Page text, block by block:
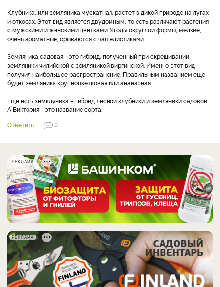
Клубника, или земляника мускатная, растет в дикой природе на лугах
и откосах. Этот вид является двудомным, то есть различают растения
с мужскими и женскими цветками. Ягоды округлой формы, мелкие,
очень ароматные, срываются с чашелистиками.
Земляника садовая - это гибрид, полученный при скрещивании
земляники чилийской с земляникой виргинской. Именно этот вид
получил наибольшее распространение. Правильным названием еще
будет земляника крупноцветковая или ананасная.
Еще есть земклуника – гибрид лесной клубники и земляники садовой.
А Виктория - это название сорта.
Ответить
0
РЕКЛАМА
РЕКЛАМА